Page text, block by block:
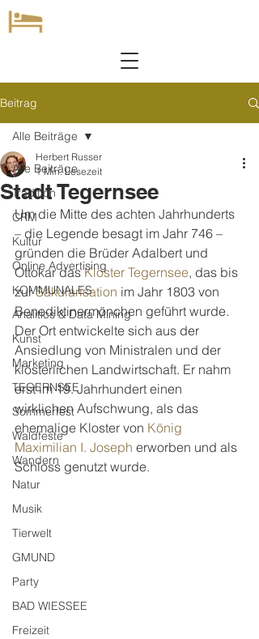
Beitrag
Alle Beiträge
Tradition
CRM
Kultur
Online Advertising
KOMMUNALES
Analitics & Data Mining
Kunst
Marketing
TEGERNSEE
Sommerfest
Waldfeste
Wandern
Natur
Musik
Tierwelt
GMUND
Party
BAD WIESSEE
Freizeit
Alle Beiträge
Stadt Tegernsee
Herbert Russer
1 Min. Lesezeit
Um die Mitte des achten Jahrhunderts
– die Legende besagt im Jahr 746 –
gründen die Brüder Adalbert und
Ottokar das Kloster Tegernsee, das bis
zur Säkularisation im Jahr 1803 von
Benediktinermönchen geführt wurde.
Der Ort entwickelte sich aus der
Ansiedlung von Ministralen und der
klösterlichen Landwirtschaft. Er nahm
erst im 19. Jahrhundert einen
wirklichen Aufschwung, als das
ehemalige Kloster von König
Maximilian I. Joseph erworben und als
Schloss genutzt wurde.